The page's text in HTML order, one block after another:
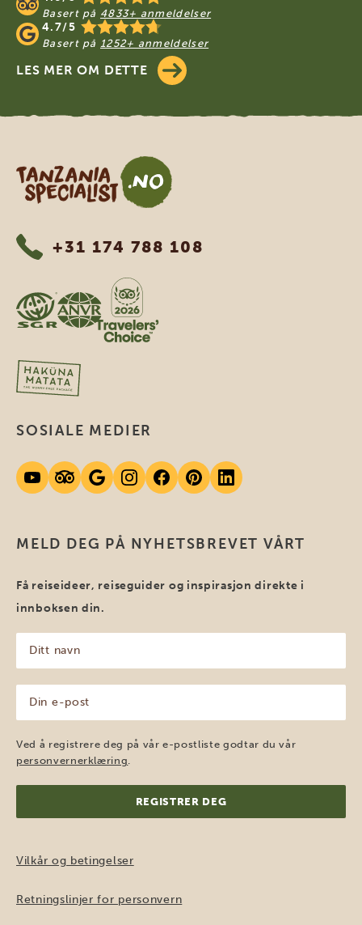
Basert på 4833+ anmeldelser
4.7/5
Basert på 1252+ anmeldelser
LES MER OM DETTE
Tanzania Specialist
+31 174 788 108
MELD DEG PÅ NYHETSBREVET VÅRT
Få reiseideer, reiseguider og inspirasjon direkte i
innboksen din.
navn
(Påkrevd)
post
(Påkrevd)
Ved å registrere deg på vår e-postliste godtar du vår
personvernerklæring
SOSIALE MEDIER
Vilkår og betingelser
Retningslinjer for personvern